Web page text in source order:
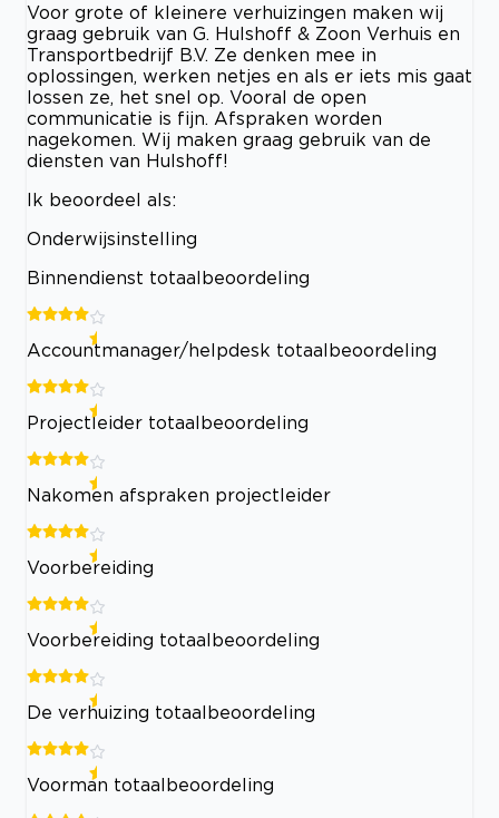
Voor grote of kleinere verhuizingen maken wij
graag gebruik van G. Hulshoff & Zoon Verhuis en
Transportbedrijf B.V. Ze denken mee in
oplossingen, werken netjes en als er iets mis gaat
lossen ze, het snel op. Vooral de open
communicatie is fijn. Afspraken worden
nagekomen. Wij maken graag gebruik van de
diensten van Hulshoff!
Ik beoordeel als:
Onderwijsinstelling
Binnendienst totaalbeoordeling
Accountmanager/helpdesk totaalbeoordeling
Projectleider totaalbeoordeling
Nakomen afspraken projectleider
Voorbereiding
Voorbereiding totaalbeoordeling
De verhuizing totaalbeoordeling
Voorman totaalbeoordeling